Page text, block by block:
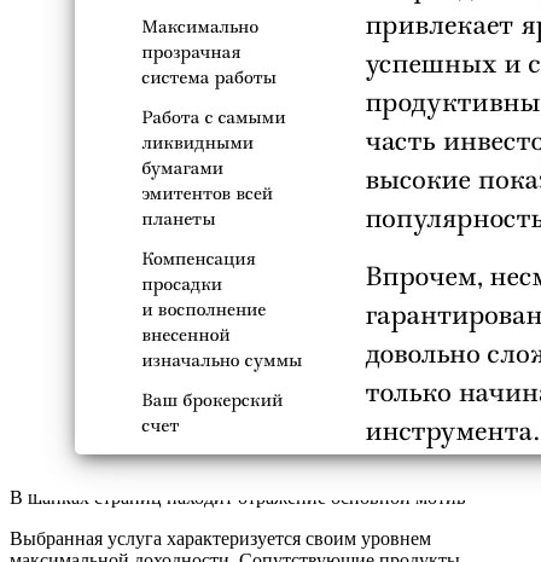
В шапках страниц находит отражение основной мотив
Выбранная услуга характеризуется своим уровнем